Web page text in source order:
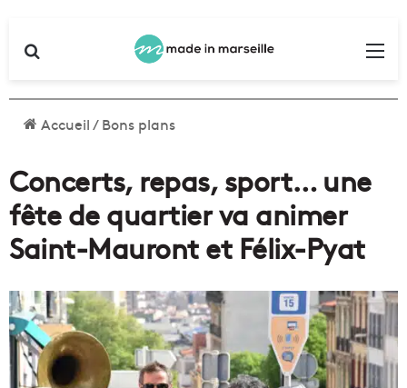
Accueil/Bons plans
Concerts, repas, sport… une
fête de quartier va animer
Saint-Mauront et Félix-Pyat